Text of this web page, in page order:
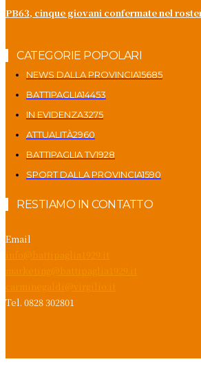
PB63, cinque giovani confermate nel
CATEGORIE POPOLARI
NEWS DALLA PROVINCIA15685
BATTIPAGLIA14453
IN EVIDENZA3275
ATTUALITÀ2960
BATTIPAGLIA TV1928
SPORT DALLA PROVINCIA1590
RESTIAMO IN CONTATTO
Email
Tel. 0828 302801